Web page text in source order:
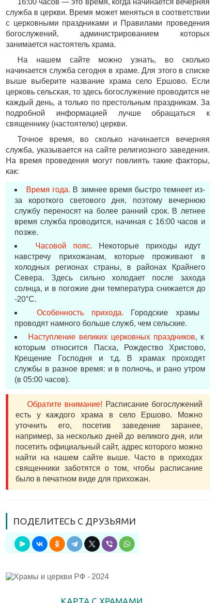
16:00 часов — это время, когда начинается вечерняя
служба в церкви. Время может меняться в соответствии
с церковными праздниками и Правилами проведения
богослужений, администрированием которых
занимается настоятель храма.
На нашем сайте можно узнать, во сколько
начинается служба сегодня в храме. Для этого в списке
выше выберите название храма село Ершово. Если
церковь сельская, то здесь богослужение проводится не
каждый день, а только по престольным праздникам. За
подробной информацией лучше обращаться к
священнику (настоятелю) церкви.
Точное время, во сколько начинается вечерняя
служба, указывается на сайте религиозного заведения.
На время проведения могут повлиять такие факторы,
как:
Время года. В зимнее время быстро темнеет из-
за короткого светового дня, поэтому вечернюю
службу переносят на более ранний срок. В летнее
время служба проводится, начиная с 16:00 часов и
позже.
Часовой пояс. Некоторые приходы идут
навстречу прихожанам, которые проживают в
холодных регионах страны, в районах Крайнего
Севера. Здесь сильно холодает после захода
солнца, и в погожие дни температура снижается до
-20°С.
Особенность прихода. Городские храмы
проводят намного больше служб, чем сельские.
Наступление великих церковных праздников, к
которым относится Пасха, Рождество Христово,
Крещение Господня и т.д. В храмах проходят
службы в разное время: и в полночь, и рано утром
(в 05:00 часов).
Обратите внимание! Расписание богослужений
есть у каждого храма в село Ершово. Можно
уточнить его, посетив заведение заранее,
например, за несколько дней до великого дня, или
посетить официальный сайт, адрес которого можно
найти на нашем сайте выше. Часто в приходах
священники заботятся о том, чтобы расписание
было в печатном виде для прихожан.
ПОДЕЛИТЕСЬ С ДРУЗЬЯМИ
КАРТА С ХРАМАМИ